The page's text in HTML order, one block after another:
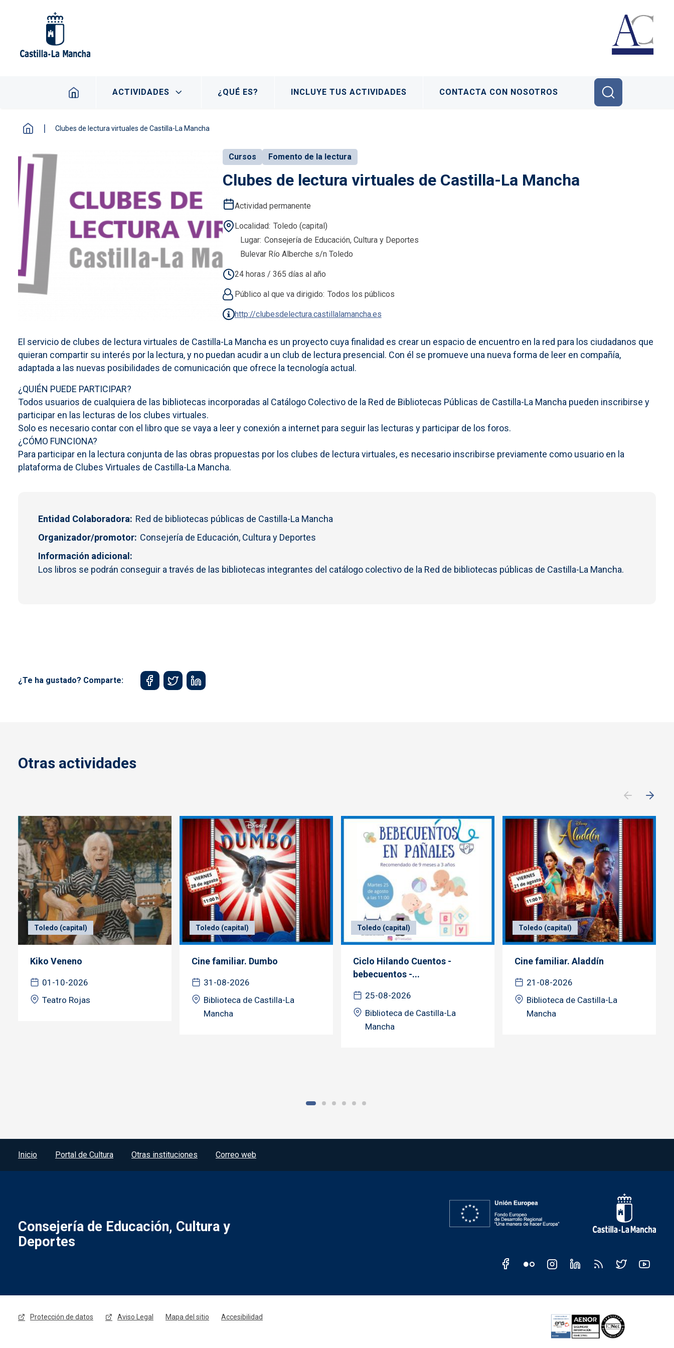
Navegación principal
ACTIVIDADES ¿QUÉ ES? INCLUYE TUS ACTIVIDADES CONTACTA CON NOSOTROS
Clubes de lectura virtuales de Castilla-La Mancha
Cursos Fomento de la lectura
Clubes de lectura virtuales de Castilla-La Mancha
Actividad permanente
Localidad Toledo (capital)
Lugar Consejería de Educación, Cultura y Deportes
Bulevar Río Alberche s/n Toledo
24 horas / 365 días al año
Público al que va dirigido Todos los públicos
http://clubesdelectura.castillalamancha.es
El servicio de clubes de lectura virtuales de Castilla-La Mancha es un proyecto cuya finalidad es crear un espacio de encuentro en la red para los ciudadanos que
quieran compartir su interés por la lectura, y no puedan acudir a un club de lectura presencial. Con él se promueve una nueva forma de leer en compañía,
adaptada a las nuevas posibilidades de comunicación que ofrece la tecnología actual.
¿QUIÉN PUEDE PARTICIPAR?
Todos usuarios de cualquiera de las bibliotecas incorporadas al Catálogo Colectivo de la Red de Bibliotecas Públicas de Castilla-La Mancha pueden inscribirse y
participar en las lecturas de los clubes virtuales.
Solo es necesario contar con el libro que se vaya a leer y conexión a internet para seguir las lecturas y participar de los foros.
¿CÓMO FUNCIONA?
Para participar en la lectura conjunta de las obras propuestas por los clubes de lectura virtuales, es necesario inscribirse previamente como usuario en la
plataforma de Clubes Virtuales de Castilla-La Mancha.
Entidad Colaboradora
Red de bibliotecas públicas de Castilla-La Mancha
Organizador/promotor Consejería de Educación, Cultura y Deportes
Información adicional
Los libros se podrán conseguir a través de las bibliotecas integrantes del catálogo colectivo de la Red de bibliotecas públicas de Castilla-La Mancha.
¿Te ha gustado? Comparte:
Otras actividades
Toledo (capital)
Kiko Veneno
01-10-2026
Teatro Rojas
Toledo (capital)
Cine familiar. Dumbo
31-08-2026
Biblioteca de Castilla-La
Mancha
Toledo (capital)
Ciclo Hilando Cuentos -
bebecuentos -...
25-08-2026
Biblioteca de Castilla-La
Mancha
Toledo (capital)
Cine familiar. Aladdín
21-08-2026
Biblioteca de Castilla-La
Mancha
Menú del pie
Inicio Portal de Cultura Otras instituciones Correo web
Consejería de Educación, Cultura y
Deportes
Protección de datos Aviso Legal Mapa del sitio Accesibilidad